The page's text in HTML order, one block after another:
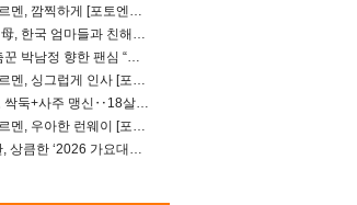
하츠투하츠 카르멘, 깜찍하게 [포토엔HD]
리센느 미나미 母, 한국 엄마들과 친해진 비결=BTS “최애 정국 얘기로 통해”(전참시)
이찬원, 원조 춤꾼 박남정 향한 팬심 “어머님 잘 계시지” 폭소(불후)
하츠투하츠 카르멘, 싱그럽게 인사 [포토엔HD]
윤가이, 단발로 싹둑+사주 맹신‥18살 연상 ♥장기하 반한 엉뚱·열정 매력(전참시)
하츠투하츠 카르멘, 우아한 런웨이 [포토엔HD]
시온-이안-성찬, 상큼한 ‘2026 가요대전 썸머’ MC [포토엔HD]